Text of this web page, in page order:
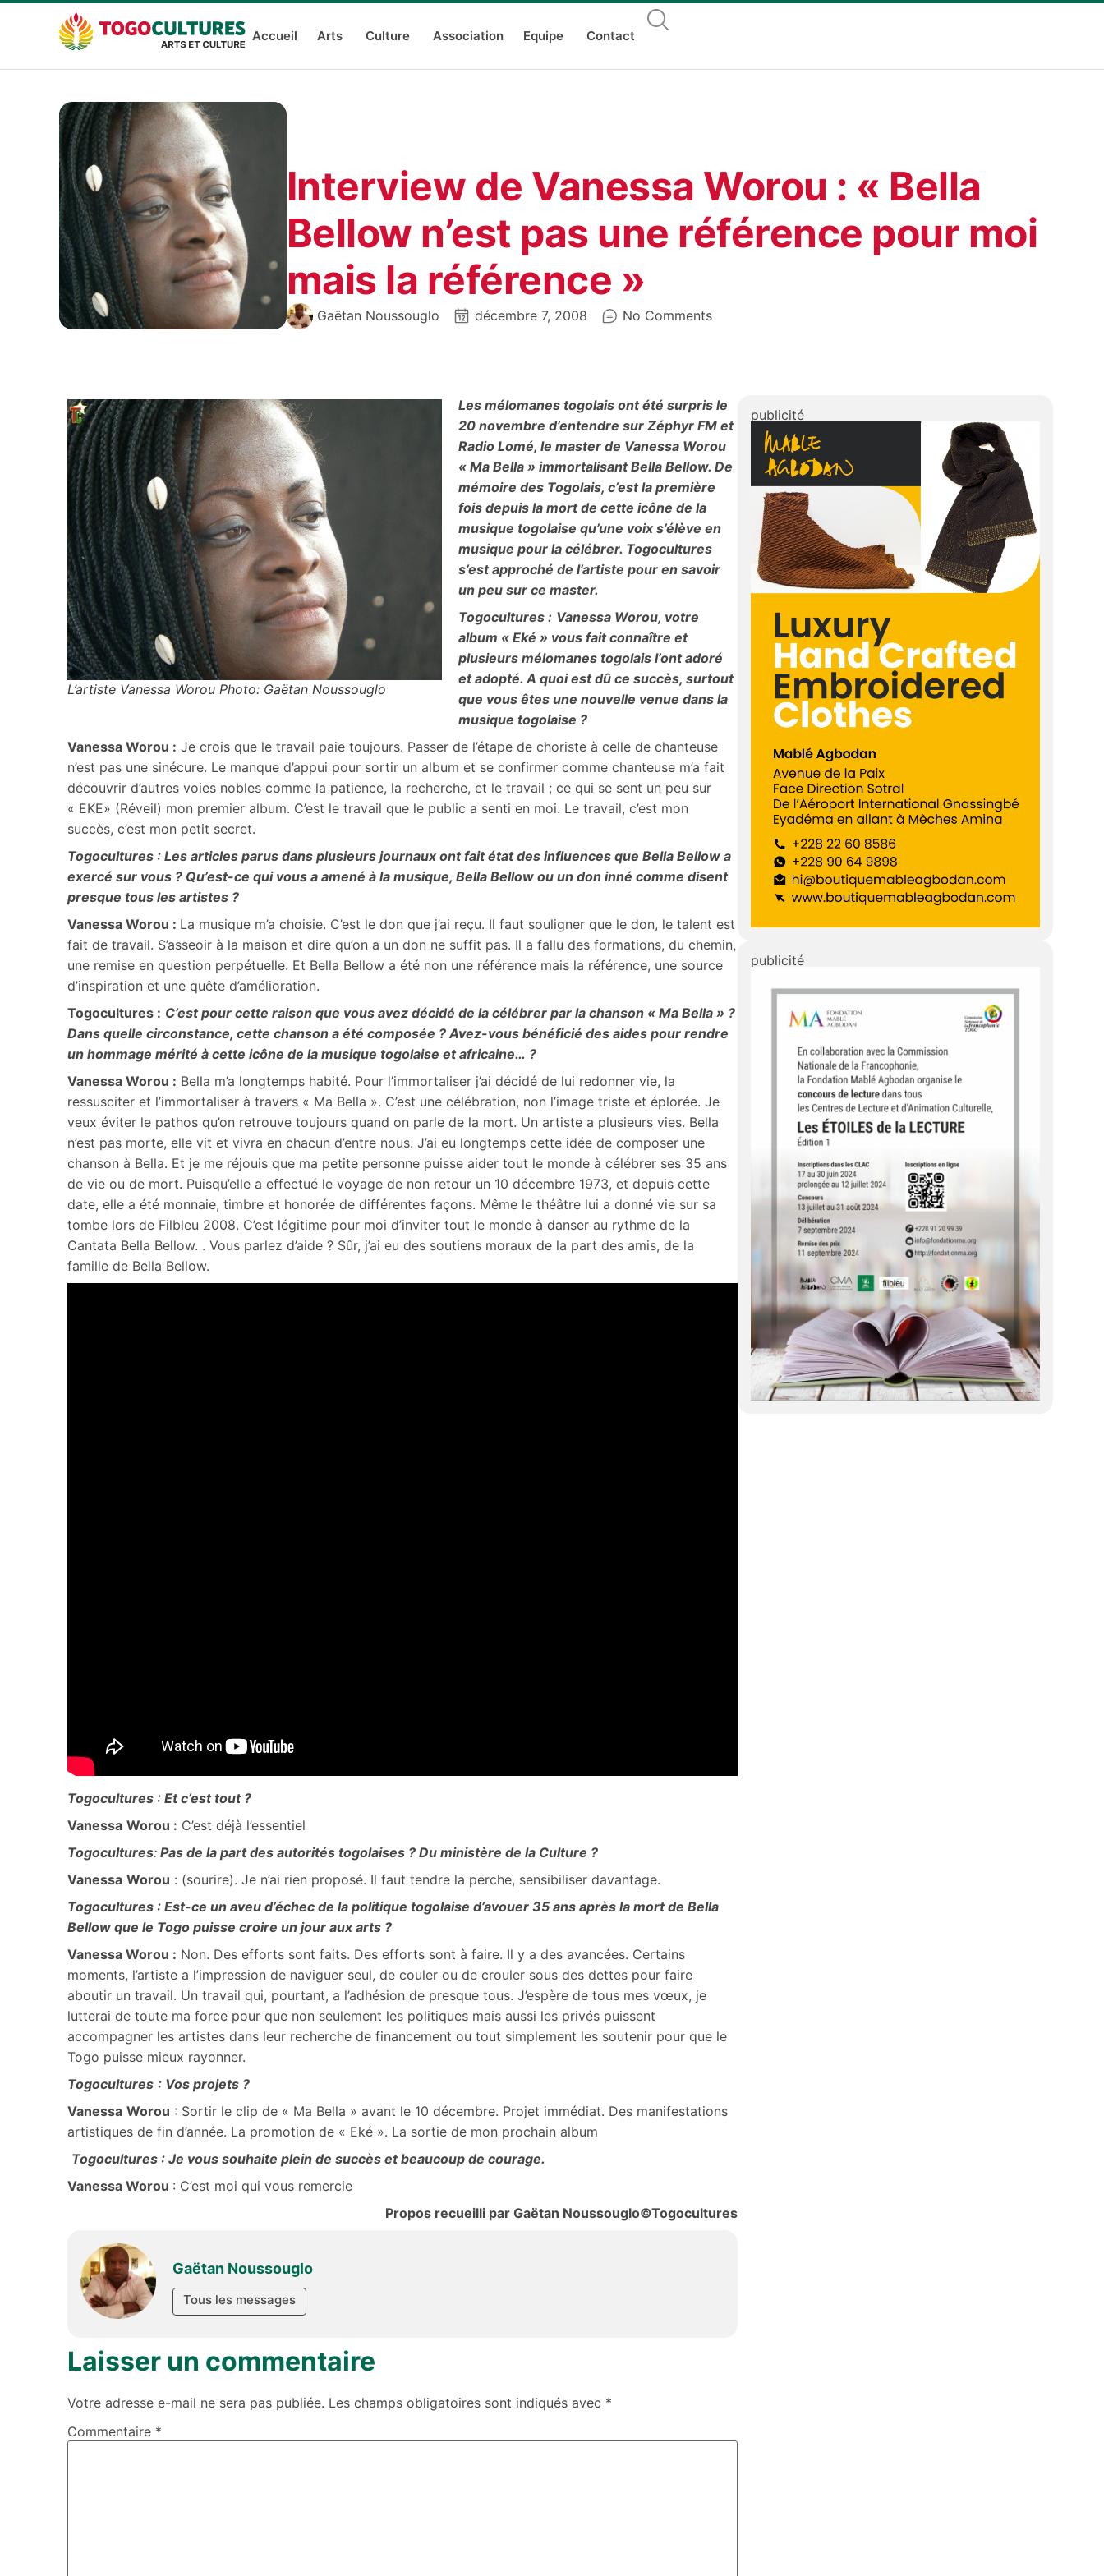
Accueil Arts Culture Association Equipe Contact
Interview de Vanessa Worou : « Bella
Bellow n’est pas une référence pour moi
mais la référence »
Gaëtan Noussouglo décembre 7, 2008 No Comments
L’artiste Vanessa Worou Photo: Gaëtan Noussouglo
Les mélomanes togolais ont été surpris le
20 novembre d’entendre sur Zéphyr FM et
Radio Lomé, le master de Vanessa Worou
« Ma Bella » immortalisant Bella Bellow. De
mémoire des Togolais, c’est la première
fois depuis la mort de cette icône de la
musique togolaise qu’une voix s’élève en
musique pour la célébrer. Togocultures
s’est approché de l’artiste pour en savoir
un peu sur ce master.
Togocultures : Vanessa Worou, votre
album « Eké » vous fait connaître et
plusieurs mélomanes togolais l’ont adoré
et adopté. A quoi est dû ce succès, surtout
que vous êtes une nouvelle venue dans la
musique togolaise ?
Vanessa Worou : Je crois que le travail paie toujours. Passer de l’étape de choriste à celle de chanteuse
n’est pas une sinécure. Le manque d’appui pour sortir un album et se confirmer comme chanteuse m’a fait
découvrir d’autres voies nobles comme la patience, la recherche, et le travail ; ce qui se sent un peu sur
« EKE» (Réveil) mon premier album. C’est le travail que le public a senti en moi. Le travail, c’est mon
succès, c’est mon petit secret.
Togocultures : Les articles parus dans plusieurs journaux ont fait état des influences que Bella Bellow a
exercé sur vous ? Qu’est-ce qui vous a amené à la musique, Bella Bellow ou un don inné comme disent
presque tous les artistes ?
Vanessa Worou : La musique m’a choisie. C’est le don que j’ai reçu. Il faut souligner que le don, le talent est
fait de travail. S’asseoir à la maison et dire qu’on a un don ne suffit pas. Il a fallu des formations, du chemin,
une remise en question perpétuelle. Et Bella Bellow a été non une référence mais la référence, une source
d’inspiration et une quête d’amélioration.
Togocultures : C’est pour cette raison que vous avez décidé de la célébrer par la chanson « Ma Bella » ?
Dans quelle circonstance, cette chanson a été composée ? Avez-vous bénéficié des aides pour rendre
un hommage mérité à cette icône de la musique togolaise et africaine… ?
Vanessa Worou : Bella m’a longtemps habité. Pour l’immortaliser j’ai décidé de lui redonner vie, la
ressusciter et l’immortaliser à travers « Ma Bella ». C’est une célébration, non l’image triste et éplorée. Je
veux éviter le pathos qu’on retrouve toujours quand on parle de la mort. Un artiste a plusieurs vies. Bella
n’est pas morte, elle vit et vivra en chacun d’entre nous. J’ai eu longtemps cette idée de composer une
chanson à Bella. Et je me réjouis que ma petite personne puisse aider tout le monde à célébrer ses 35 ans
de vie ou de mort. Puisqu’elle a effectué le voyage de non retour un 10 décembre 1973, et depuis cette
date, elle a été monnaie, timbre et honorée de différentes façons. Même le théâtre lui a donné vie sur sa
tombe lors de Filbleu 2008. C’est légitime pour moi d’inviter tout le monde à danser au rythme de la
Cantata Bella Bellow. . Vous parlez d’aide ? Sûr, j’ai eu des soutiens moraux de la part des amis, de la
famille de Bella Bellow.
Togocultures : Et c’est tout ?
Vanessa Worou : C’est déjà l’essentiel
Togocultures: Pas de la part des autorités togolaises ? Du ministère de la Culture ?
Vanessa Worou : (sourire). Je n’ai rien proposé. Il faut tendre la perche, sensibiliser davantage.
Togocultures : Est-ce un aveu d’échec de la politique togolaise d’avouer 35 ans après la mort de Bella
Bellow que le Togo puisse croire un jour aux arts ?
Vanessa Worou : Non. Des efforts sont faits. Des efforts sont à faire. Il y a des avancées. Certains
moments, l’artiste a l’impression de naviguer seul, de couler ou de crouler sous des dettes pour faire
aboutir un travail. Un travail qui, pourtant, a l’adhésion de presque tous. J’espère de tous mes vœux, je
lutterai de toute ma force pour que non seulement les politiques mais aussi les privés puissent
accompagner les artistes dans leur recherche de financement ou tout simplement les soutenir pour que le
Togo puisse mieux rayonner.
Togocultures : Vos projets ?
Vanessa Worou : Sortir le clip de « Ma Bella » avant le 10 décembre. Projet immédiat. Des manifestations
artistiques de fin d’année. La promotion de « Eké ». La sortie de mon prochain album
Togocultures : Je vous souhaite plein de succès et beaucoup de courage.
Vanessa Worou : C’est moi qui vous remercie
Propos recueilli par Gaëtan Noussouglo©Togocultures
Gaëtan Noussouglo
Tous les messages
Laisser un commentaire
Votre adresse e-mail ne sera pas publiée. Les champs obligatoires sont indiqués avec *
Commentaire *
publicité
publicité